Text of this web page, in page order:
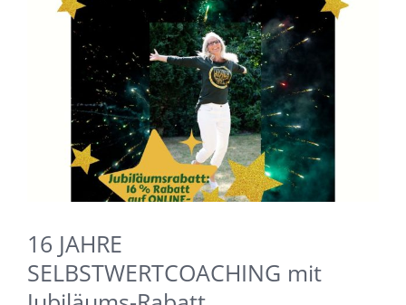
16 JAHRE
SELBSTWERTCOACHING mit